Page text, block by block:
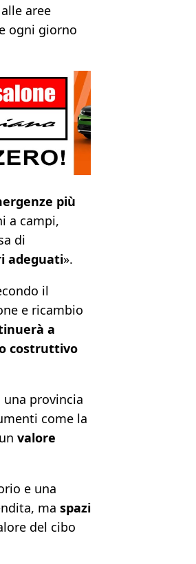
aree
ogni giorno
più
a campi,
di
adeguati».
il
e ricambio
a
costruttivo
una provincia
come la
valore
e una
ma spazi
del cibo